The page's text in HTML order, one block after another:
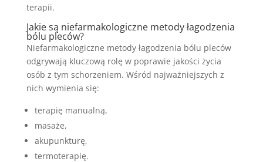
terapii.
Jakie są niefarmakologiczne metody łagodzenia
bólu pleców?
Niefarmakologiczne metody łagodzenia bólu pleców
odgrywają kluczową rolę w poprawie jakości życia
osób z tym schorzeniem. Wśród najważniejszych z
nich wymienia się:
terapię manualną,
masaże,
akupunkturę,
termoterapię.